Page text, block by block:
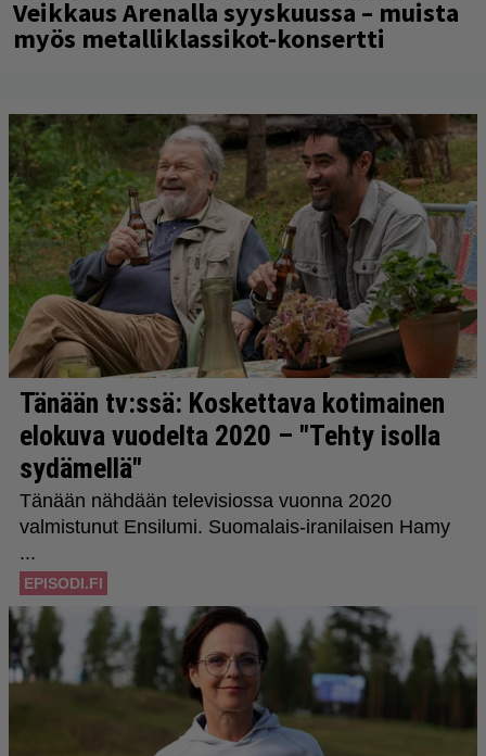
Veikkaus Arenalla syyskuussa – muista
myös metalliklassikot-konsertti